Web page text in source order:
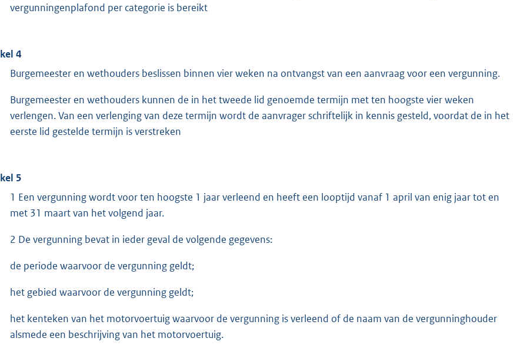
vergunningenplafond per categorie is bereikt
4
Burgemeester en wethouders beslissen binnen vier weken na ontvangst van een aanvraag voor een vergunning.
Burgemeester en wethouders kunnen de in het tweede lid genoemde termijn met ten hoogste vier weken
verlengen. Van een verlenging van deze termijn wordt de aanvrager schriftelijk in kennis gesteld, voordat de in het
eerste lid gestelde termijn is verstreken
5
1 Een vergunning wordt voor ten hoogste 1 jaar verleend en heeft een looptijd vanaf 1 april van enig jaar tot en
met 31 maart van het volgend jaar.
2 De vergunning bevat in ieder geval de volgende gegevens:
de periode waarvoor de vergunning geldt;
het gebied waarvoor de vergunning geldt;
het kenteken van het motorvoertuig waarvoor de vergunning is verleend of de naam van de vergunninghouder
alsmede een beschrijving van het motorvoertuig.